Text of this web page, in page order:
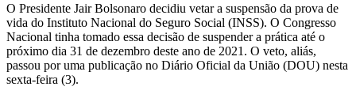
O Presidente Jair Bolsonaro decidiu vetar a suspensão da prova de
vida do Instituto Nacional do Seguro Social (INSS). O Congresso
Nacional tinha tomado essa decisão de suspender a prática até o
próximo dia 31 de dezembro deste ano de 2021. O veto, aliás,
passou por uma publicação no Diário Oficial da União (DOU) nesta
sexta-feira (3).